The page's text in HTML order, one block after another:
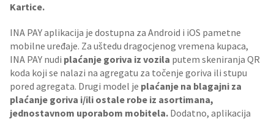
Kartice.
INA PAY aplikacija je dostupna za Android i iOS pametne
mobilne uređaje. Za uštedu dragocjenog vremena kupaca,
INA PAY nudi plaćanje goriva iz vozila putem skeniranja QR
koda koji se nalazi na agregatu za točenje goriva ili stupu
pored agregata. Drugi model je plaćanje na blagajni za
plaćanje goriva i/ili ostale robe iz asortimana,
jednostavnom uporabom mobitela. Dodatno, aplikacija